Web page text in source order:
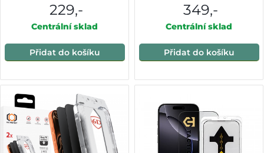
229,-
Centrální sklad
Přidat do košíku
349,-
Centrální sklad
Přidat do košíku